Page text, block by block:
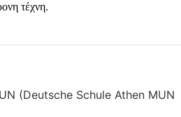
τέχνη.
(Deutsche Schule Athen MUN